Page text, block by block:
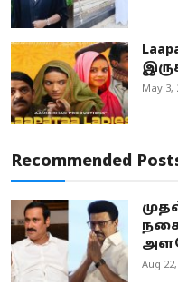
May 3,
Recommended
Aug